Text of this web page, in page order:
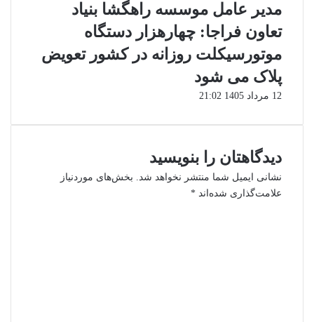
مدیر عامل موسسه راهگشا بنیاد
تعاون فراجا: چهارهزار دستگاه
موتورسیکلت روزانه در کشور تعویض
پلاک می شود
12 مرداد 1405 21:02
دیدگاهتان را بنویسید
نشانی ایمیل شما منتشر نخواهد شد. بخش‌های موردنیاز
علامت‌گذاری شده‌اند *